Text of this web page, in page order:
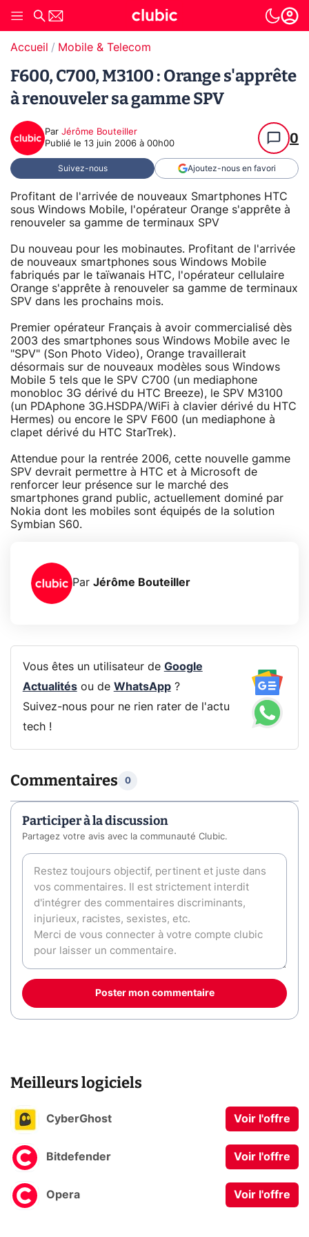
Accueil Mobile & Telecom
F600, C700, M3100 : Orange s'apprête
à renouveler sa gamme SPV
Par Jérôme Bouteiller
Publié le 13 juin 2006 à 00h00 0
Suivez-nous Ajoutez-nous en favori
Profitant de l'arrivée de nouveaux Smartphones HTC
sous Windows Mobile, l'opérateur Orange s'apprête à
renouveler sa gamme de terminaux SPV
Du nouveau pour les mobinautes. Profitant de l'arrivée
de nouveaux smartphones sous Windows Mobile
fabriqués par le taïwanais HTC, l'opérateur cellulaire
Orange s'apprête à renouveler sa gamme de terminaux
SPV dans les prochains mois.
Premier opérateur Français à avoir commercialisé dès
2003 des smartphones sous Windows Mobile avec le
"SPV" (Son Photo Video), Orange travaillerait
désormais sur de nouveaux modèles sous Windows
Mobile 5 tels que le SPV C700 (un mediaphone
monobloc 3G dérivé du HTC Breeze), le SPV M3100
(un PDAphone 3G.HSDPA/WiFi à clavier dérivé du HTC
Hermes) ou encore le SPV F600 (un mediaphone à
clapet dérivé du HTC StarTrek).
Attendue pour la rentrée 2006, cette nouvelle gamme
SPV devrait permettre à HTC et à Microsoft de
renforcer leur présence sur le marché des
smartphones grand public, actuellement dominé par
Nokia dont les mobiles sont équipés de la solution
Symbian S60.
Par Jérôme Bouteiller
Vous êtes un utilisateur de Google
Actualitésou de WhatsApp?
Suivez-nous pour ne rien rater de l'actu
tech !
Commentaires 0
Participer à la discussion
Partagez votre avis avec la communauté Clubic.
Poster mon commentaire
Meilleurs logiciels
CyberGhost Voir l'offre
Bitdefender Voir l'offre
Opera Voir l'offre